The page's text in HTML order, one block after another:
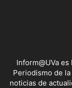
Inform@UVa
Periodismo de
noticias de